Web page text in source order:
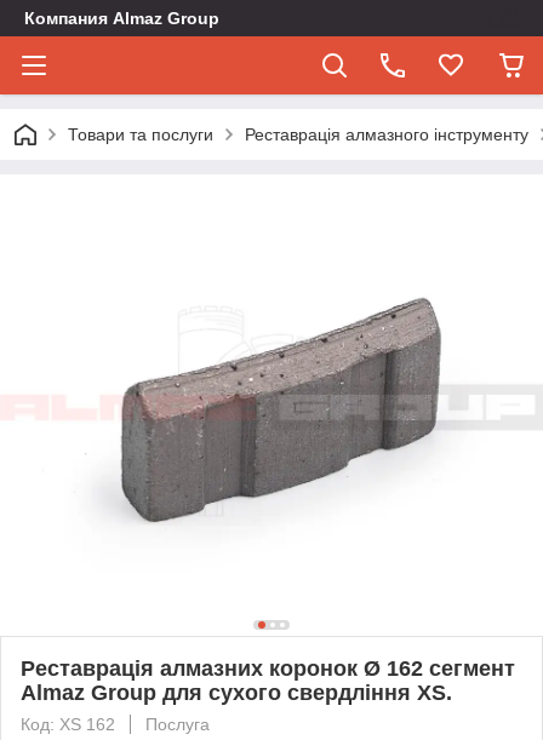
Компания Almaz Group
Товари та послуги Реставрація алмазного інструменту
Реставрація алмазних коронок Ø 162 сегмент
Almaz Group для сухого свердління XS.
Код: XS 162 Послуга